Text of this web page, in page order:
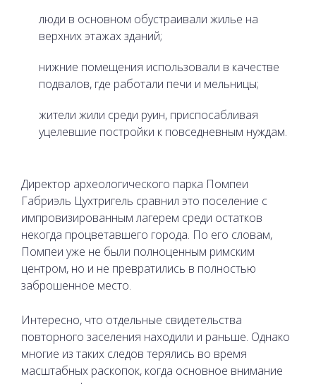
люди в основном обустраивали жилье на
верхних этажах зданий;
нижние помещения использовали в качестве
подвалов, где работали печи и мельницы;
жители жили среди руин, приспосабливая
уцелевшие постройки к повседневным нуждам.
Директор археологического парка Помпеи
Габриэль Цухтригель сравнил это поселение с
импровизированным лагерем среди остатков
некогда процветавшего города. По его словам,
Помпеи уже не были полноценным римским
центром, но и не превратились в полностью
заброшенное место.
Интересно, что отдельные свидетельства
повторного заселения находили и раньше. Однако
многие из таких следов терялись во время
масштабных раскопок, когда основное внимание